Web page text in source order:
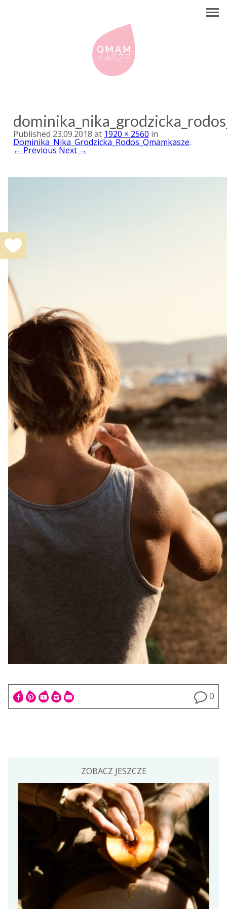
Published 23.09.2018 at 1920 × 2560 in
Dominika_Nika_Grodzicka_Rodos_Qmamkasze.
← Previous Next →
0
ZOBACZ JESZCZE